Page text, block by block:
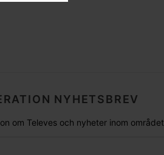
NYHETSBREV
om Televes och nyheter inom området